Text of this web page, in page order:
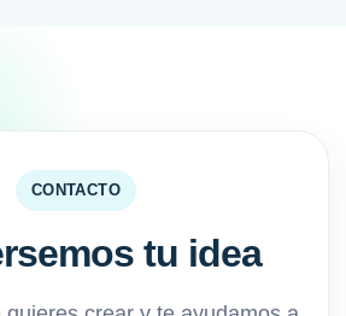
CONTACTO
tu idea